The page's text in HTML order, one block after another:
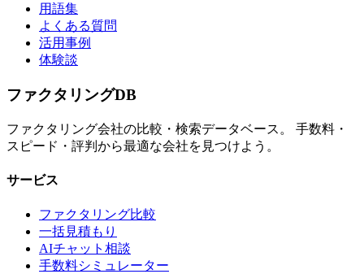
用語集
よくある質問
活用事例
体験談
ファクタリングDB
ファクタリング会社の比較・検索データベース。 手数料・
スピード・評判から最適な会社を見つけよう。
サービス
ファクタリング比較
一括見積もり
AIチャット相談
手数料シミュレーター